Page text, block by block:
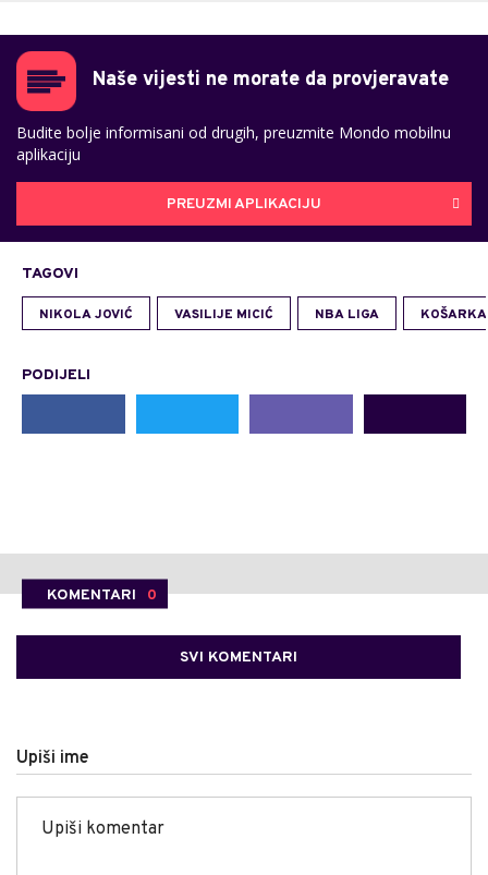
Naše vijesti ne morate da provjeravate
Budite bolje informisani od drugih, preuzmite Mondo mobilnu
aplikaciju
PREUZMI APLIKACIJU
TAGOVI
NIKOLA JOVIĆ VASILIJE MICIĆ NBA LIGA KOŠARKA
PODIJELI
KOMENTARI 0
SVI KOMENTARI
Upiši ime